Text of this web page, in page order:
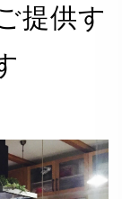
提供す
下のとお
の仕組みを